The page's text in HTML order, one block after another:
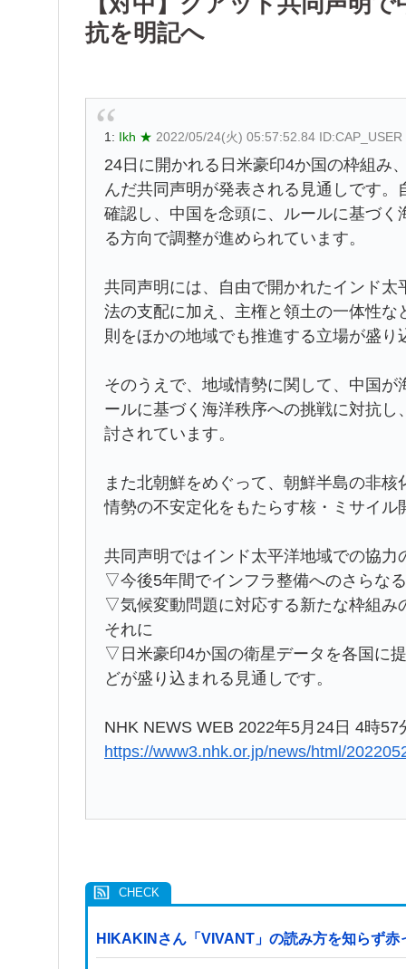
抗を明記へ
1: Ikh ★ 2022/05/24(火) 05:57:52.84 ID:CAP_USER
24日に開かれる日米豪印4か国の枠組み
んだ共同声明が発表される見通しです
確認し、中国を念頭に、ルールに基づ
る方向で調整が進められています。
共同声明には、自由で開かれたインド
法の支配に加え、主権と領土の一体性
則をほかの地域でも推進する立場が盛り
そのうえで、地域情勢に関して、中国
ールに基づく海洋秩序への挑戦に対抗
討されています。
また北朝鮮をめぐって、朝鮮半島の非
情勢の不安定化をもたらす核・ミサイル
共同声明ではインド太平洋地域での協力
▽今後5年間でインフラ整備へのさらな
▽気候変動問題に対応する新たな枠組み
それに
▽日米豪印4か国の衛星データを各国に
どが盛り込まれる見通しです。
NHK NEWS WEB 2022年5月24日 4時57
https://www3.nhk.or.jp/news/html/
HIKAKINさん「VIVANT」の読み方を知らず赤